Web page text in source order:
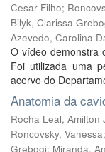
Cesar Filho;
Bilyk, Clarissa
Azevedo, Carolina
O vídeo demonstra
Foi utilizada uma
acervo do
Anatomia da
Rocha Leal, Amilton
Roncovsky, Vanessa;
Grebogi; Miranda,